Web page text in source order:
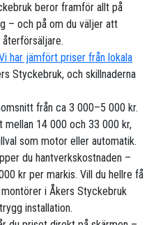
beror framför allt på
– och på om du väljer att
återförsäljare.
har jämfört priser från lokala
Styckebruk, och skillnaderna
från ca 3 000–5 000 kr.
mellan 14 000 och 33 000 kr,
som motor eller automatik.
du hantverkskostnaden –
kr per markis. Vill du hellre få
i Åkers Styckebruk
installation.